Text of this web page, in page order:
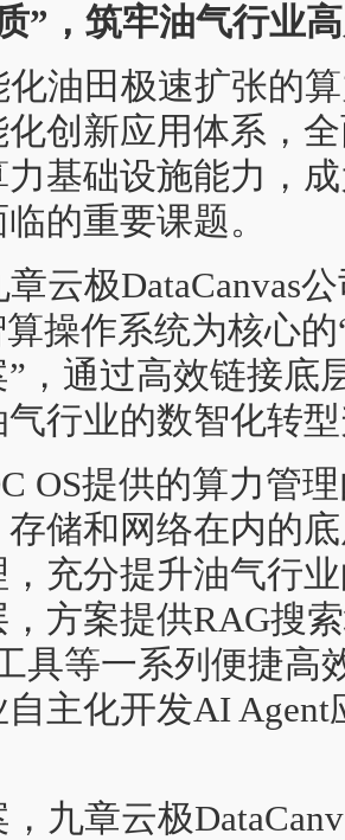
”，筑牢油气行业
油田极速扩张的
创新应用体系，
基础设施能力，
的重要课题。
云极DataCanvas
算操作系统为核心
，通过高效链接底
行业的数智化转
OS提供的算力管
储和网络在内的
充分提升油气行
方案提供RAG搜
具等一系列便捷高
主化开发AI
九章云极